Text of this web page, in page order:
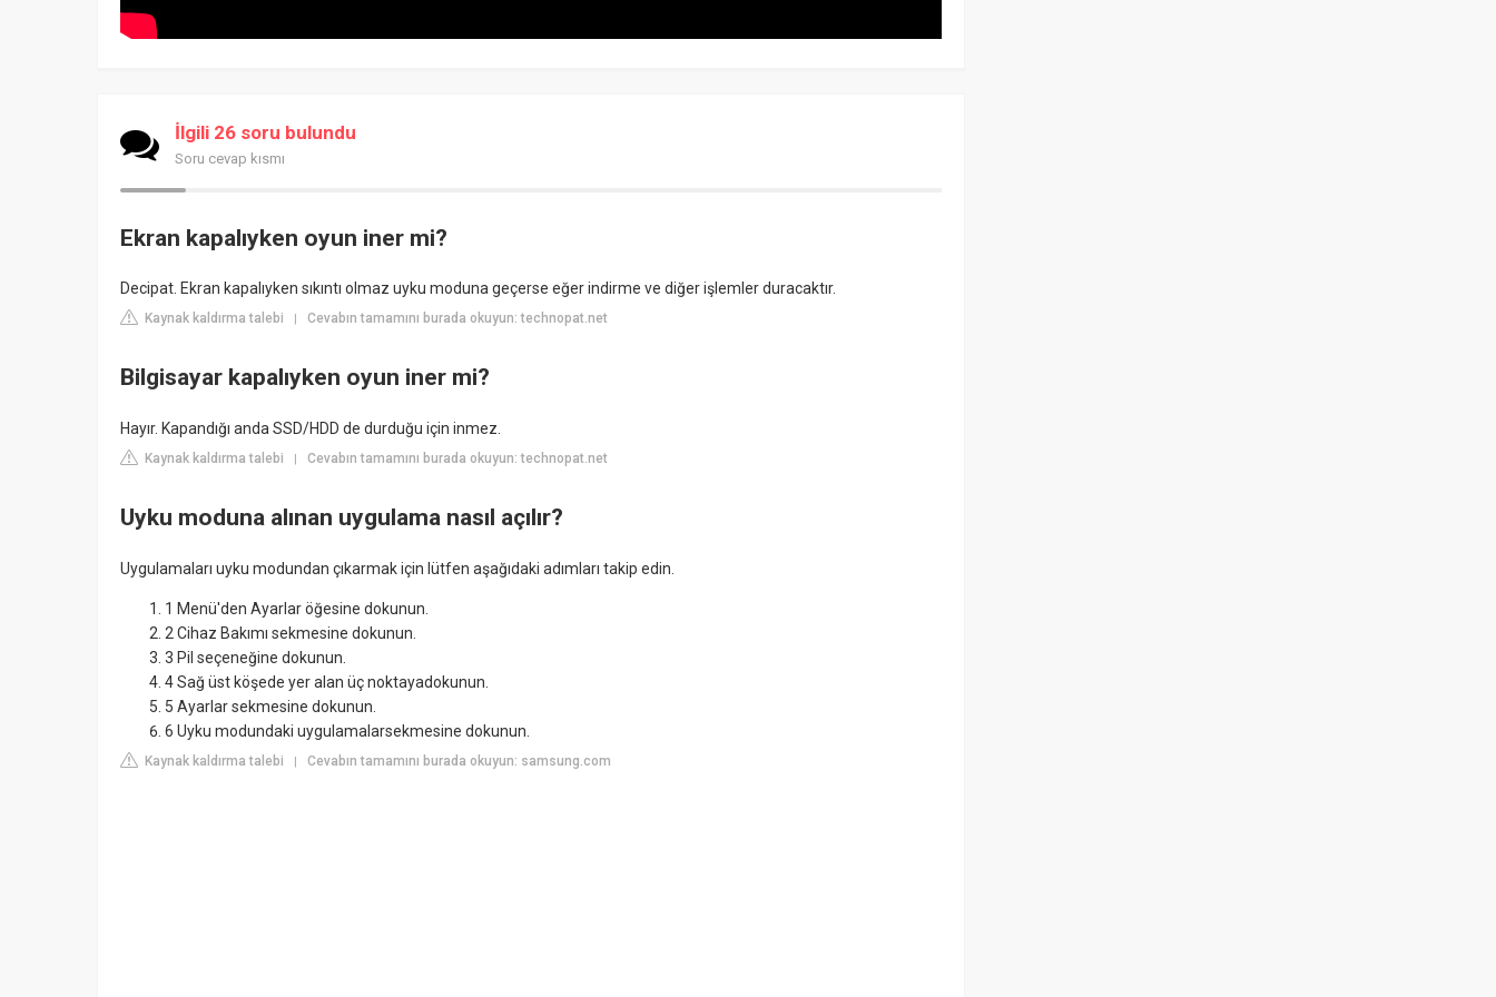
İlgili 26 soru bulundu
Soru cevap kısmı
Ekran kapalıyken oyun iner mi?
Decipat. Ekran kapalıyken sıkıntı olmaz uyku moduna geçerse eğer indirme ve diğer işlemler duracaktır.
Kaynak kaldırma talebi | Cevabın tamamını burada okuyun: technopat.net
Bilgisayar kapalıyken oyun iner mi?
Hayır. Kapandığı anda SSD/HDD de durduğu için inmez.
Kaynak kaldırma talebi | Cevabın tamamını burada okuyun: technopat.net
Uyku moduna alınan uygulama nasıl açılır?
Uygulamaları uyku modundan çıkarmak için lütfen aşağıdaki adımları takip edin.
1 Menü'den Ayarlar öğesine dokunun.
2 Cihaz Bakımı sekmesine dokunun.
3 Pil seçeneğine dokunun.
4 Sağ üst köşede yer alan üç noktayadokunun.
5 Ayarlar sekmesine dokunun.
6 Uyku modundaki uygulamalarsekmesine dokunun.
Kaynak kaldırma talebi | Cevabın tamamını burada okuyun: samsung.com